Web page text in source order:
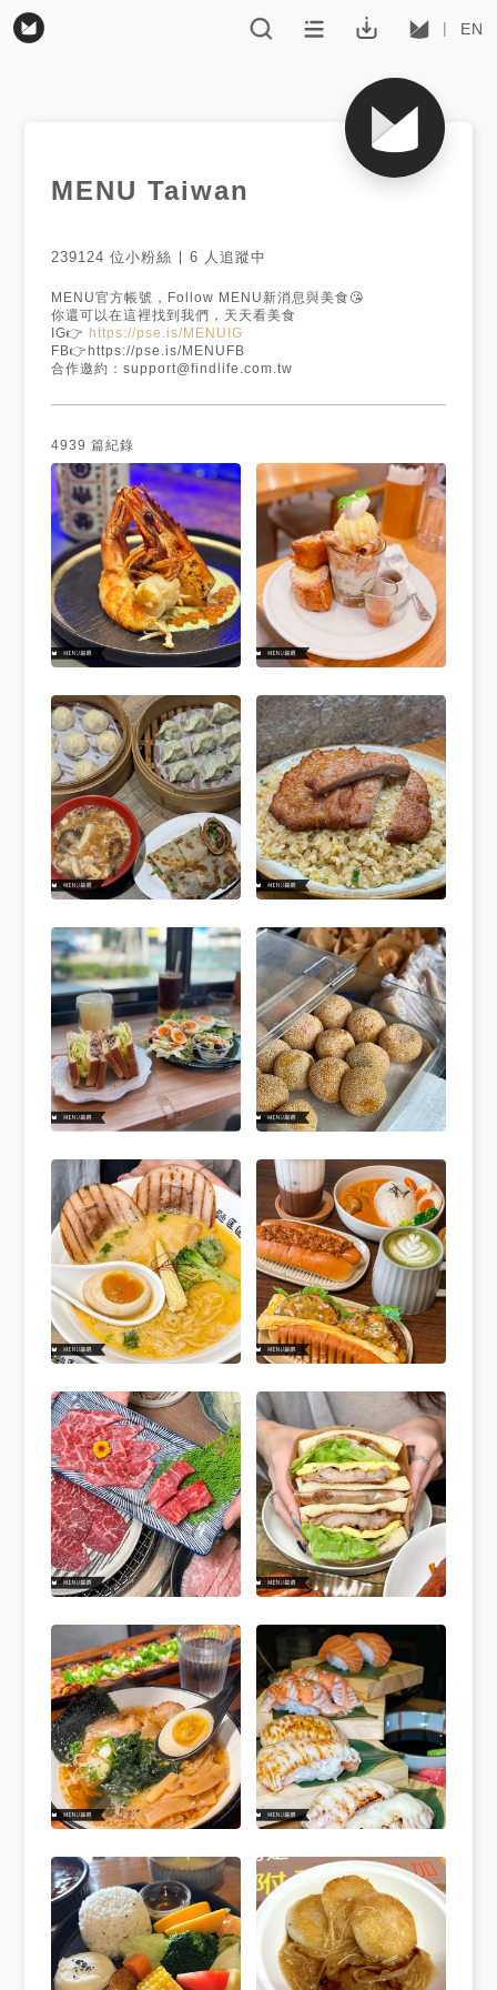
EN
MENU Taiwan
239124 位小粉絲 6 人追蹤中
MENU官方帳號，Follow MENU新消息與美食😘
你還可以在這裡找到我們，天天看美食
IG👉 https://pse.is/MENUIG
FB👉https://pse.is/MENUFB
4939 篇紀錄